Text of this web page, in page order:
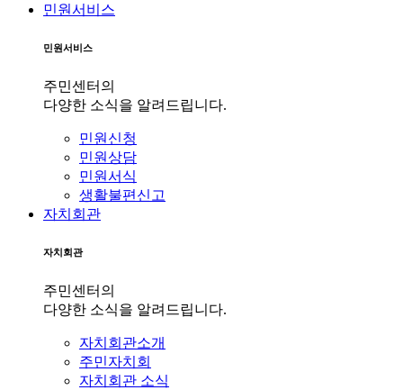
민원서비스
민원서비스
주민센터의
다양한 소식을 알려드립니다.
민원신청
민원상담
민원서식
생활불편신고
자치회관
자치회관
주민센터의
다양한 소식을 알려드립니다.
자치회관소개
주민자치회
자치회관 소식